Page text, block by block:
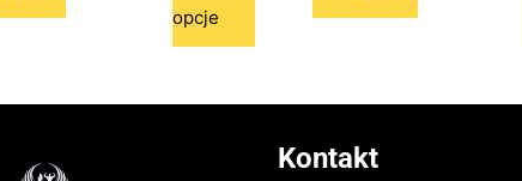
opcje
Kontakt